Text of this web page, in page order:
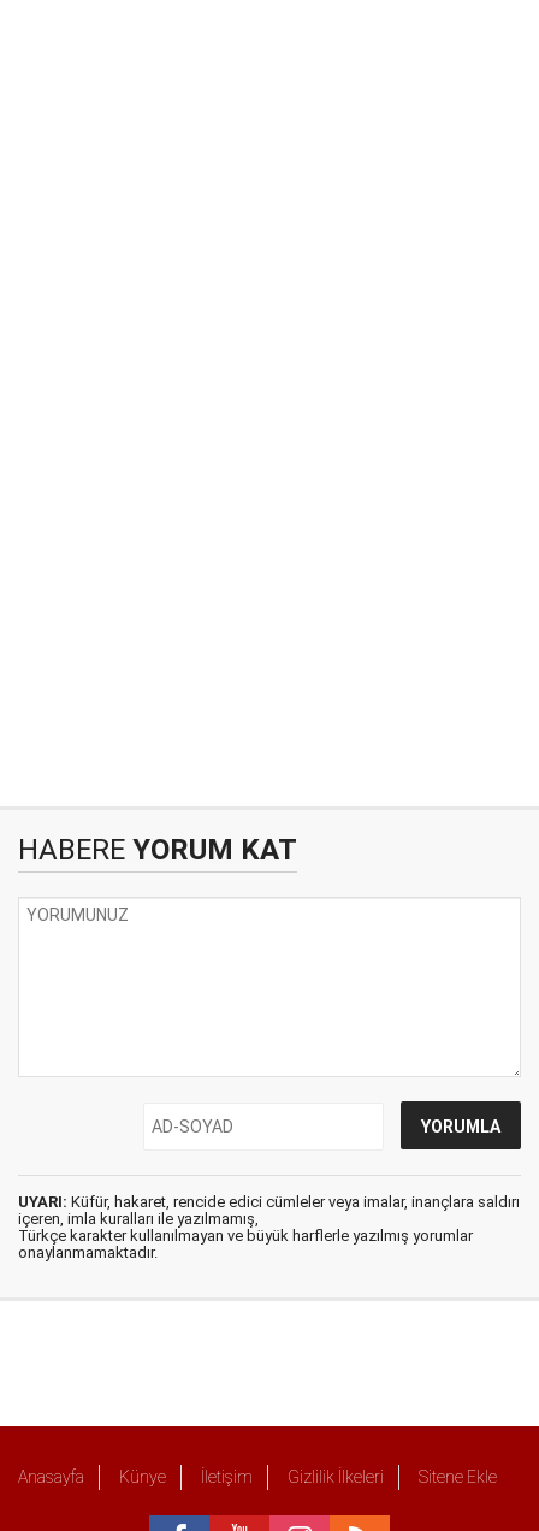
HABERE YORUM KAT
UYARI: Küfür, hakaret, rencide edici cümleler veya imalar, inançlara saldırı
içeren, imla kuralları ile yazılmamış,
Türkçe karakter kullanılmayan ve büyük harflerle yazılmış yorumlar
onaylanmamaktadır.
Anasayfa Künye İletişim Gizlilik İlkeleri Sitene Ekle